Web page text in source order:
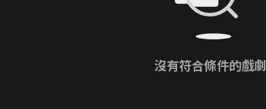
沒有符合條件的戲劇